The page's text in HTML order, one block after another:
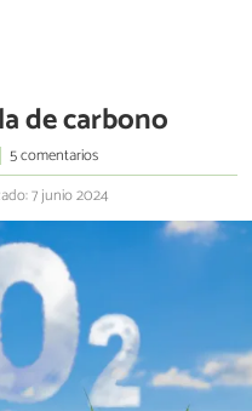
de carbono
5 comentarios
7 junio 2024